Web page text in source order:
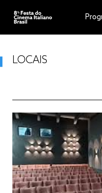
LOCAIS
Cineclube Cauim